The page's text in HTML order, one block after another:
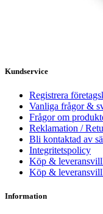
Kundservice
Registrera
Vanliga frågor &
Frågor om
Reklamation /
Bli kontaktad av
Integritetspolicy
Köp &
Köp &
Information